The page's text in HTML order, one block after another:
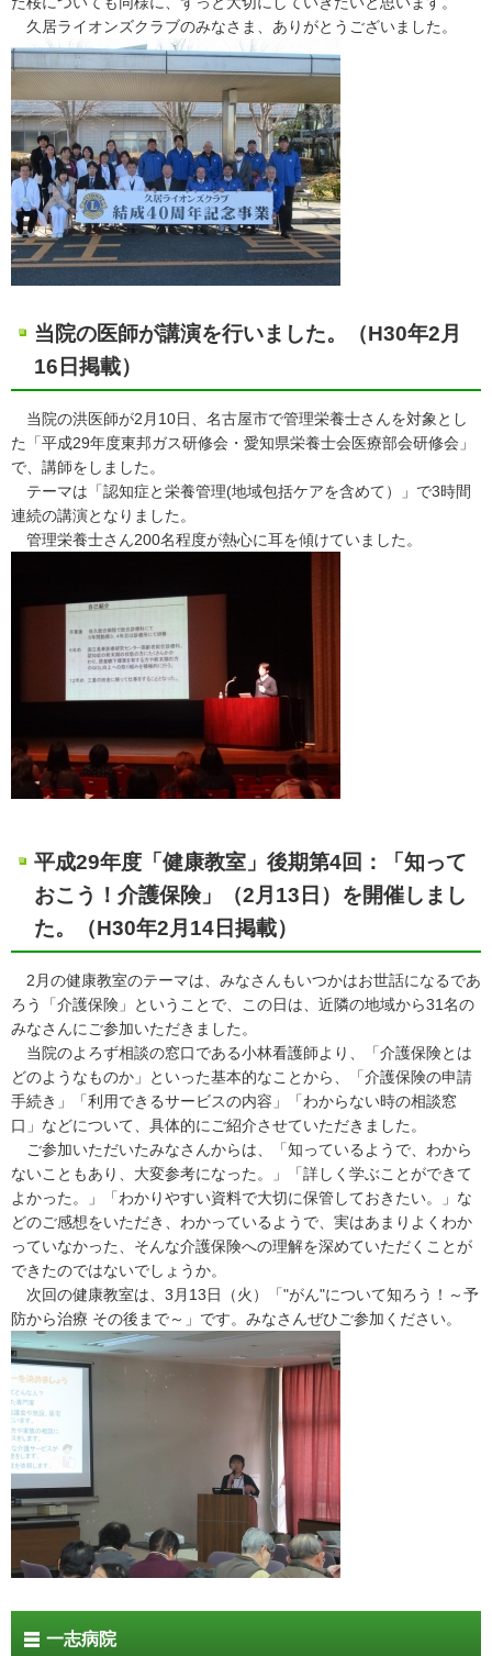
久居ライオンズクラブのみなさま、ありがとうございました。
当院の医師が講演を行いました。（H30年2月
16日掲載）
当院の洪医師が2月10日、名古屋市で管理栄養士さんを対象とし
た「平成29年度東邦ガス研修会・愛知県栄養士会医療部会研修会」
で、講師をしました。
テーマは「認知症と栄養管理(地域包括ケアを含めて）」で3時間
連続の講演となりました。
管理栄養士さん200名程度が熱心に耳を傾けていました。
平成29年度「健康教室」後期第4回：「知って
おこう！介護保険」（2月13日）を開催しまし
た。（H30年2月14日掲載）
2月の健康教室のテーマは、みなさんもいつかはお世話になるであ
ろう「介護保険」ということで、この日は、近隣の地域から31名の
みなさんにご参加いただきました。
当院のよろず相談の窓口である小林看護師より、「介護保険とは
どのようなものか」といった基本的なことから、「介護保険の申請
手続き」「利用できるサービスの内容」「わからない時の相談窓
口」などについて、具体的にご紹介させていただきました。
ご参加いただいたみなさんからは、「知っているようで、わから
ないこともあり、大変参考になった。」「詳しく学ぶことができて
よかった。」「わかりやすい資料で大切に保管しておきたい。」な
どのご感想をいただき、わかっているようで、実はあまりよくわか
っていなかった、そんな介護保険への理解を深めていただくことが
できたのではないでしょうか。
次回の健康教室は、3月13日（火）「"がん"について知ろう！～予
防から治療 その後まで～」です。みなさんぜひご参加ください。
一志病院